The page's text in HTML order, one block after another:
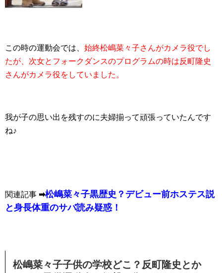
この時の運動会では、 始終松嶋菜々子さんがカメラ役でし
たが、次女とフォークダンスのプログラムの時は反町隆史
さんがカメラ役をしていました。
我が子の思い出を残すのに夫婦揃って頑張っていたんです
ね♪
関連記事 ➡︎松嶋菜々子黒歴史？デビュー前ホステス説
と身長体重のサバ読み疑惑！
松嶋菜々子子供の学校どこ？反町隆史とか